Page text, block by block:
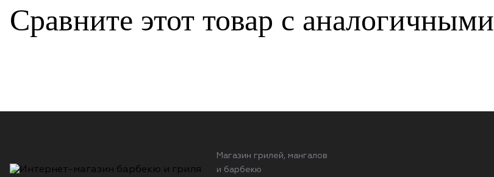
Сравните этот товар с аналогичными
Магазин грилей, мангалов
и барбекю